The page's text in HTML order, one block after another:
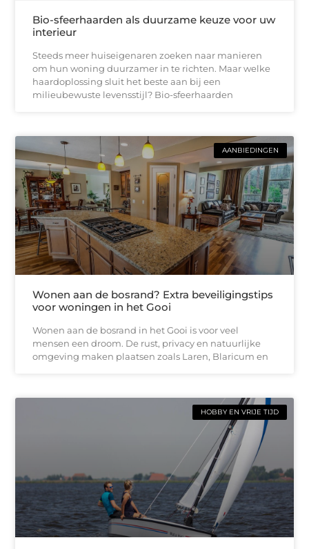
Bio-sfeerhaarden als duurzame keuze voor uw
interieur
Steeds meer huiseigenaren zoeken naar manieren
om hun woning duurzamer in te richten. Maar welke
haardoplossing sluit het beste aan bij een
milieubewuste levensstijl? Bio-sfeerhaarden
AANBIEDINGEN
Wonen aan de bosrand? Extra beveiligingstips
voor woningen in het Gooi
Wonen aan de bosrand in het Gooi is voor veel
mensen een droom. De rust, privacy en natuurlijke
omgeving maken plaatsen zoals Laren, Blaricum en
HOBBY EN VRIJE TIJD